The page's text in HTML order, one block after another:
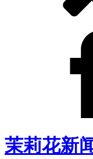
茉莉花新